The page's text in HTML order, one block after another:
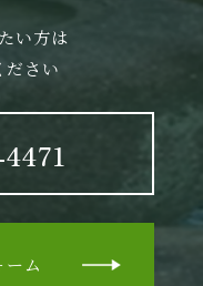
い方は
ださい
ーム